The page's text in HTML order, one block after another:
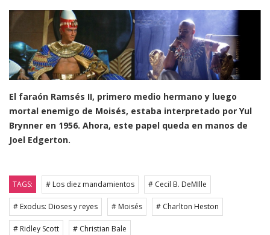
El faraón Ramsés II, primero medio hermano y luego
mortal enemigo de Moisés, estaba interpretado por Yul
Brynner en 1956. Ahora, este papel queda en manos de
Joel Edgerton.
TAGS: # Los diez mandamientos # Cecil B. DeMIlle
# Exodus: Dioses y reyes # Moisés # Charlton Heston
# Ridley Scott # Christian Bale